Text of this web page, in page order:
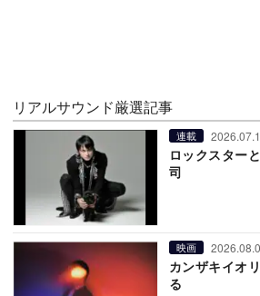
リアルサウンド厳選記事
連載
ロックスター
司
映画
カンザキイオ
る